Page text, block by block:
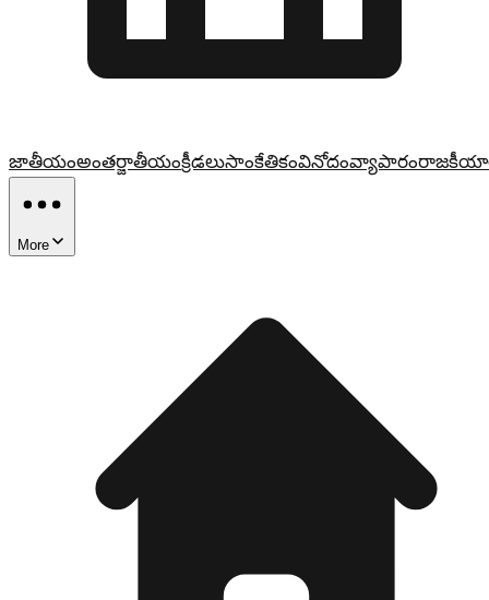
జాతీయంఅంతర్జాతీయంక్రీడలుసాంకేతికంవినోదంవ్యాపారం
More